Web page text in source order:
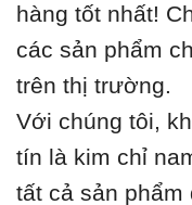
hàng tốt nhất!
các sản phẩm
trên thị trường.
Với chúng tôi,
tín là kim chỉ
tất cả sản phẩm